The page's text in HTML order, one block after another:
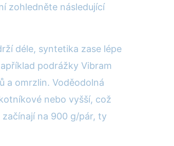
zohledněte následující
déle, syntetika zase lépe
podrážky Vibram
a omrzlin. Voděodolná
nebo vyšší, což
na 900 g/pár, ty